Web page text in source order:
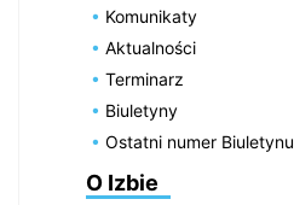
Komunikaty
Aktualności
Terminarz
Biuletyny
Ostatni numer Biuletynu
O Izbie